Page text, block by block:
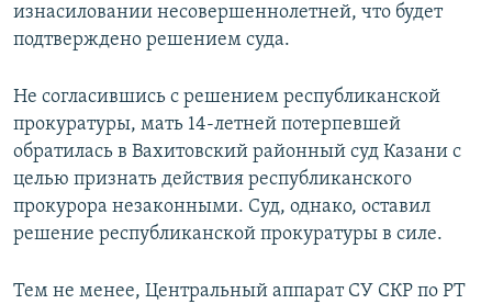
изнасиловании несовершеннолетней, что будет
подтверждено решением суда.
Не согласившись с решением республиканской
прокуратуры, мать 14-летней потерпевшей
обратилась в Вахитовский районный суд Казани с
целью признать действия республиканского
прокурора незаконными. Суд, однако, оставил
решение республиканской прокуратуры в силе.
Тем не менее, Центральный аппарат СУ СКР по РТ